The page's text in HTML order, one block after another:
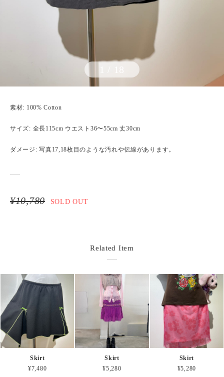
素材: 100% Cotton
サイズ: 全長115cm ウエスト36〜55cm 丈30cm
ダメージ: 写真17,18枚目のような汚れや伝線があります。
¥10,780 SOLD OUT
Related Item
Skirt
¥7,480
Skirt
¥5,280
Skirt
¥5,280